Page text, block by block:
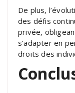
De plus,
des défis
privée,
s’adapter en
droits des